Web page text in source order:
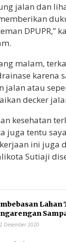
jalan dan
DPUPR,”
malam,
karena
jalan atau
decker
kesehatan
juga tentu
ini juga
Sutiaji
Lahan
Desember 2020